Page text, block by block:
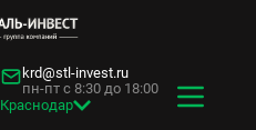
krd@stl-invest.ru
пн-пт с 8:30 до 18:00
Краснодар